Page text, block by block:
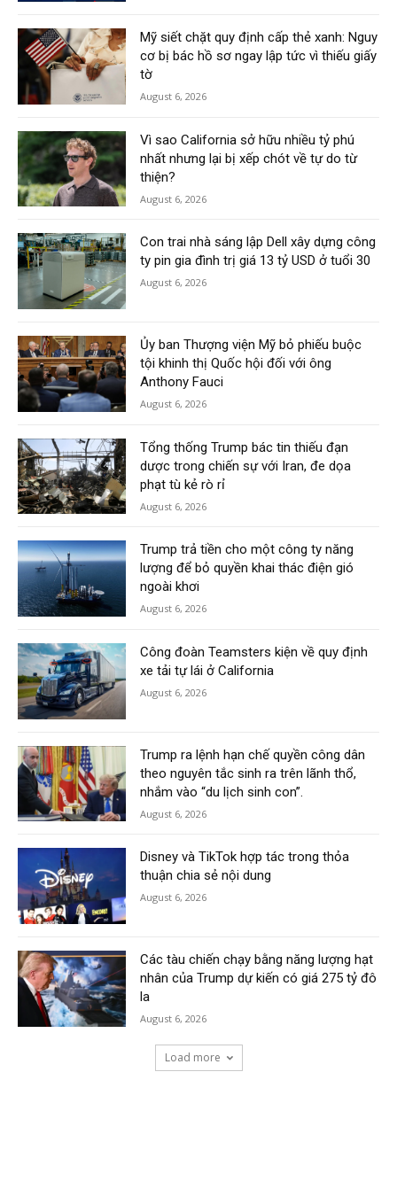
Mỹ siết chặt quy định cấp thẻ xanh: Nguy
cơ bị bác hồ sơ ngay lập tức vì thiếu giấy
tờ
August 6, 2026
Vì sao California sở hữu nhiều tỷ phú
nhất nhưng lại bị xếp chót về tự do từ
thiện?
August 6, 2026
Con trai nhà sáng lập Dell xây dựng công
ty pin gia đình trị giá 13 tỷ USD ở tuổi 30
August 6, 2026
Ủy ban Thượng viện Mỹ bỏ phiếu buộc
tội khinh thị Quốc hội đối với ông
Anthony Fauci
August 6, 2026
Tổng thống Trump bác tin thiếu đạn
dược trong chiến sự với Iran, đe dọa
phạt tù kẻ rò rỉ
August 6, 2026
Trump trả tiền cho một công ty năng
lượng để bỏ quyền khai thác điện gió
ngoài khơi
August 6, 2026
Công đoàn Teamsters kiện về quy định
xe tải tự lái ở California
August 6, 2026
Trump ra lệnh hạn chế quyền công dân
theo nguyên tắc sinh ra trên lãnh thổ,
nhắm vào “du lịch sinh con”.
August 6, 2026
Disney và TikTok hợp tác trong thỏa
thuận chia sẻ nội dung
August 6, 2026
Các tàu chiến chạy bằng năng lượng hạt
nhân của Trump dự kiến có giá 275 tỷ đô
la
August 6, 2026
Load more